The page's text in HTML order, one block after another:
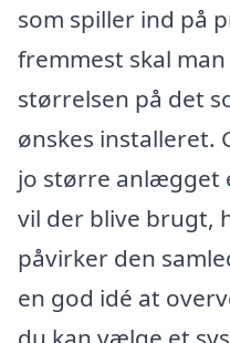
som spiller ind på
fremmest skal
størrelsen på det
ønskes installeret.
jo større anlægget
vil der blive brugt,
påvirker den
en god idé at